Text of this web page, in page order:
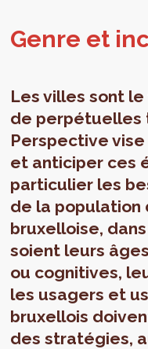
Genre et
Les villes sont
de perpétuelles
Perspective
et anticiper ces
particulier les
de la population
bruxelloise,
soient leurs
ou cognitives,
les usagers et
bruxellois
des stratégies,